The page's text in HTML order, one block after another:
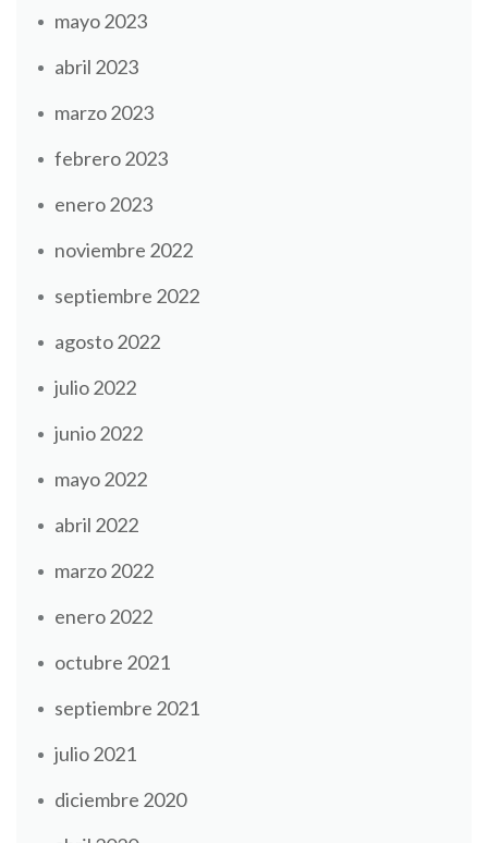
mayo 2023
abril 2023
marzo 2023
febrero 2023
enero 2023
noviembre 2022
septiembre 2022
agosto 2022
julio 2022
junio 2022
mayo 2022
abril 2022
marzo 2022
enero 2022
octubre 2021
septiembre 2021
julio 2021
diciembre 2020